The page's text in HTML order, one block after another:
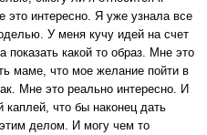
это интересно. Я уже узнала все
У меня кучу идей на счет
какой то образ. Мне это
маме, что мое желание пойти в
Мне это реально интересно. И
каплей, что бы наконец дать
делом. И могу чем то